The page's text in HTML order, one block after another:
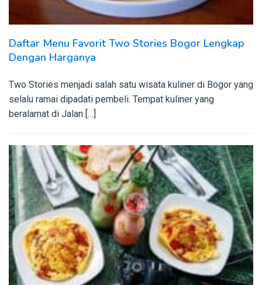
Daftar Menu Favorit Two Stories Bogor Lengkap
Dengan Harganya
Two Stories menjadi salah satu wisata kuliner di Bogor yang
selalu ramai dipadati pembeli. Tempat kuliner yang
beralamat di Jalan […]